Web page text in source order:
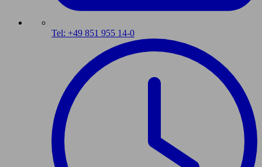
Tel: +49 851 955 14-0